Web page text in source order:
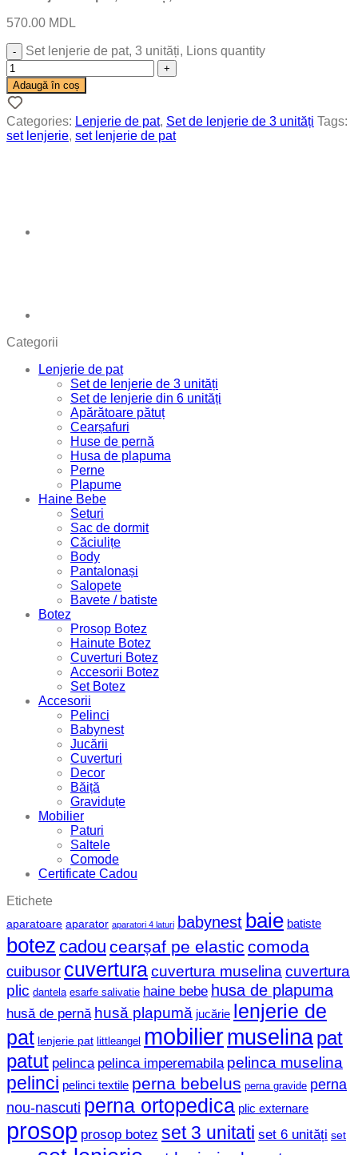
570.00 MDL
Set lenjerie de pat, 3 unități, Lions quantity
Adaugă în coș
Categories: Lenjerie de pat, Set de lenjerie de 3 unități Tags:
set lenjerie, set lenjerie de pat
Categorii
Lenjerie de pat
Set de lenjerie de 3 unități
Set de lenjerie din 6 unități
Apărătoare pătuț
Cearșafuri
Huse de pernă
Husa de plapuma
Perne
Plapume
Haine Bebe
Seturi
Sac de dormit
Căciulițe
Body
Pantalonași
Salopete
Bavete / batiste
Botez
Prosop Botez
Hainute Botez
Cuverturi Botez
Accesorii Botez
Set Botez
Accesorii
Pelinci
Babynest
Jucării
Cuverturi
Decor
Băiță
Graviduțe
Mobilier
Paturi
Saltele
Comode
Certificate Cadou
Etichete
aparatoare aparator aparatori 4 laturi babynest baie batiste
botez cadou cearșaf pe elastic comoda
cuibusor cuverturacuvertura muselina cuvertura
plic dantela esarfe salivatie haine bebe husa de plapuma
husă de pernă husă plapumă jucărie lenjerie de
pat lenjerie pat littleangel mobiliermuselinapat
patut pelinca pelinca imperemabila pelinca muselina
pelinci pelinci textile perna bebelus perna gravide perna
nou-nascuti perna ortopedica plic externare
prosop prosop botez set 3 unitati set 6 unități set